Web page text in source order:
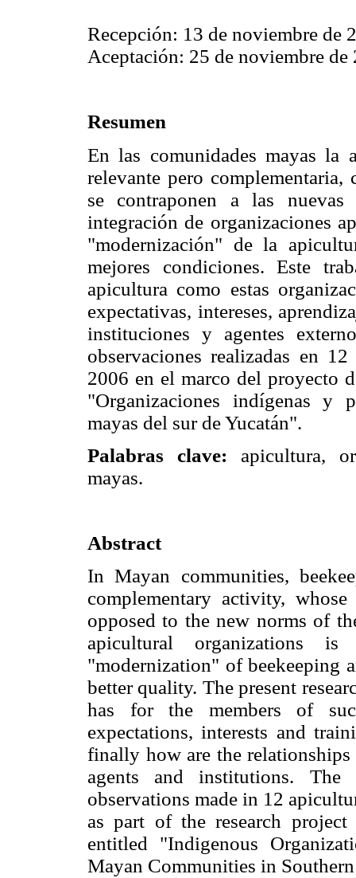
Recepción: 13 de noviembre de
Aceptación: 25 de noviembre de
Resumen
En las comunidades mayas la
relevante pero
se contraponen a las
integración de organizaciones
"modernización" de la
mejores condiciones. Este
apicultura como estas
expectativas, intereses,
instituciones y agentes
observaciones realizadas en
2006 en el marco del proyecto
"Organizaciones indígenas y
mayas del sur de Yucatán".
Palabras clave: apicultura,
mayas.
Abstract
In Mayan communities,
complementary activity,
opposed to the new norms of
apicultural organizations
"modernization" of beekeeping
better quality. The present
has for the members of
expectations, interests and
finally how are the relationships
agents and institutions.
observations made in 12
as part of the research
entitled "Indigenous
Mayan Communities in